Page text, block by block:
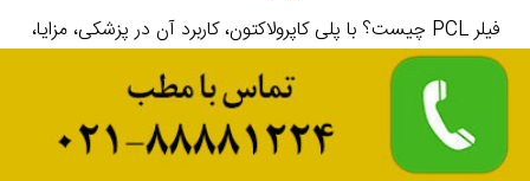
فیلر PCL چیست؟ با پلی کاپرولاکتون، کاربرد آن در پزشکی، مزایا،
ماندگاری، فیلرهای PCL کره‌ای و عوامل مؤثر بر قیمت آن آشنا
شوید. ...
تاریخ انتشار : 1405-04-31